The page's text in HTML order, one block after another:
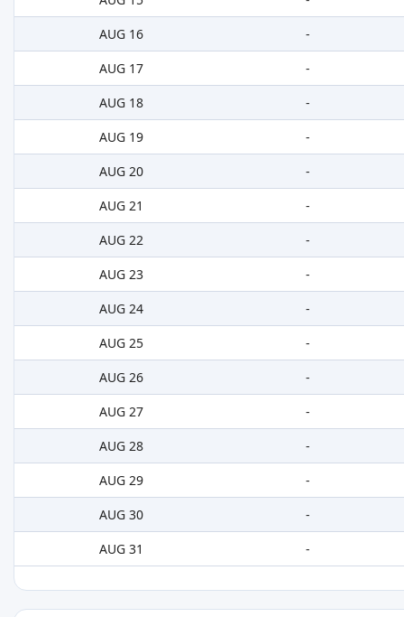
AUG 16
-
AUG 17
-
AUG 18
-
AUG 19
-
AUG 20
-
AUG 21
-
AUG 22
-
AUG 23
-
AUG 24
-
AUG 25
-
AUG 26
-
AUG 27
-
AUG 28
-
AUG 29
-
AUG 30
-
AUG 31
-